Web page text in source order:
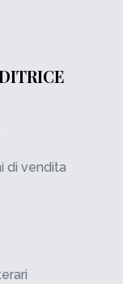
di vendita